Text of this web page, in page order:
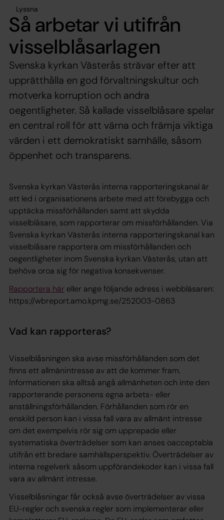
Lyssna
Så arbetar vi utifrån
visselblåsarlagen
Svenska kyrkan Västerås strävar efter att
upprätthålla en god förvaltningskultur och
motverka korruption och andra
oegentligheter. Så kallade visselblåsare spelar
en central roll för att värna och främja viktiga
värden i ett demokratiskt samhälle, såsom
öppenhet och transparens.
Svenska kyrkan Västerås interna rapporteringskanal är
ett led i organisationens arbete med att förebygga och
upptäcka missförhållanden samt att skydda
visselblåsare, som rapporterar om missförhållanden. Via
Svenska kyrkan Västerås interna rapporteringskanal kan
visselblåsare rapportera om missförhållanden och
oegentligheter inom Svenska kyrkan Västerås, utan att
behöva oroa sig för negativa konsekvenser.
Rapportera här eller ange följande adress i webbläsaren:
https://wbreport.amo.kpmg.se/252003-0863
Vad kan rapporteras?
Visselblåsningen ska avse missförhållanden som det
finns ett allmänintresse av att de kommer fram.
Informationen ska alltså angå allmänheten och inte den
rapporterande personens egna arbets- eller
anställningsförhållanden. Förhållanden som rör en
enskild person kan i vissa fall vara av allmänt intresse
om det exempelvis rör sig om upprepade eller
systematiska överträdelser som kan anses oacceptabla
utifrån ett bredare samhällsperspektiv. Överträdelser av
interna regelverk såsom uppförandekoder kan i vissa fall
vara av allmänt intresse.
Visselblåsningar får också avse överträdelser av vissa
EU-regler och svenska regler som implementerar eller